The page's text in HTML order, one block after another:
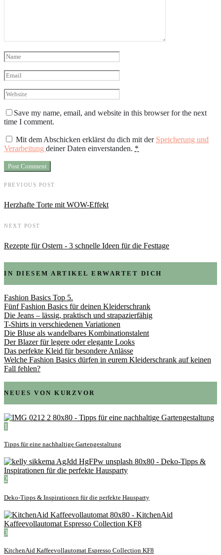
Save my name, email, and website in this browser for the next
time I comment.
Mit dem Abschicken erklärst du dich mit der Speicherung und
Verarbeitung deiner Daten einverstanden. *
PREVIOUS POST
Herzhafte Torte mit WOW-Effekt
NEXT POST
Rezepte für Ostern - 3 schnelle Ideen für die Festtage
IN DIESEM ARTIKEL ERWARTET DICH
Fashion Basics Top 5.
Fünf Fashion Basics für deinen Kleiderschrank
Die Jeans – lässig, praktisch und strapazierfähig
T-Shirts in verschiedenen Variationen
Die Bluse als wandelbares Kombinationstalent
Der Blazer für legere oder elegante Looks
Das perfekte Kleid für besondere Anlässe
Welche Fashion Basics dürfen in eurem Kleiderschrank auf keinen
Fall fehlen?
NEUES VON KURZVOR
1
Tipps für eine nachhaltige Gartengestaltung
2
Deko-Tipps & Inspirationen für die perfekte Hausparty
3
KitchenAid Kaffeevollautomat Espresso Collection KF8